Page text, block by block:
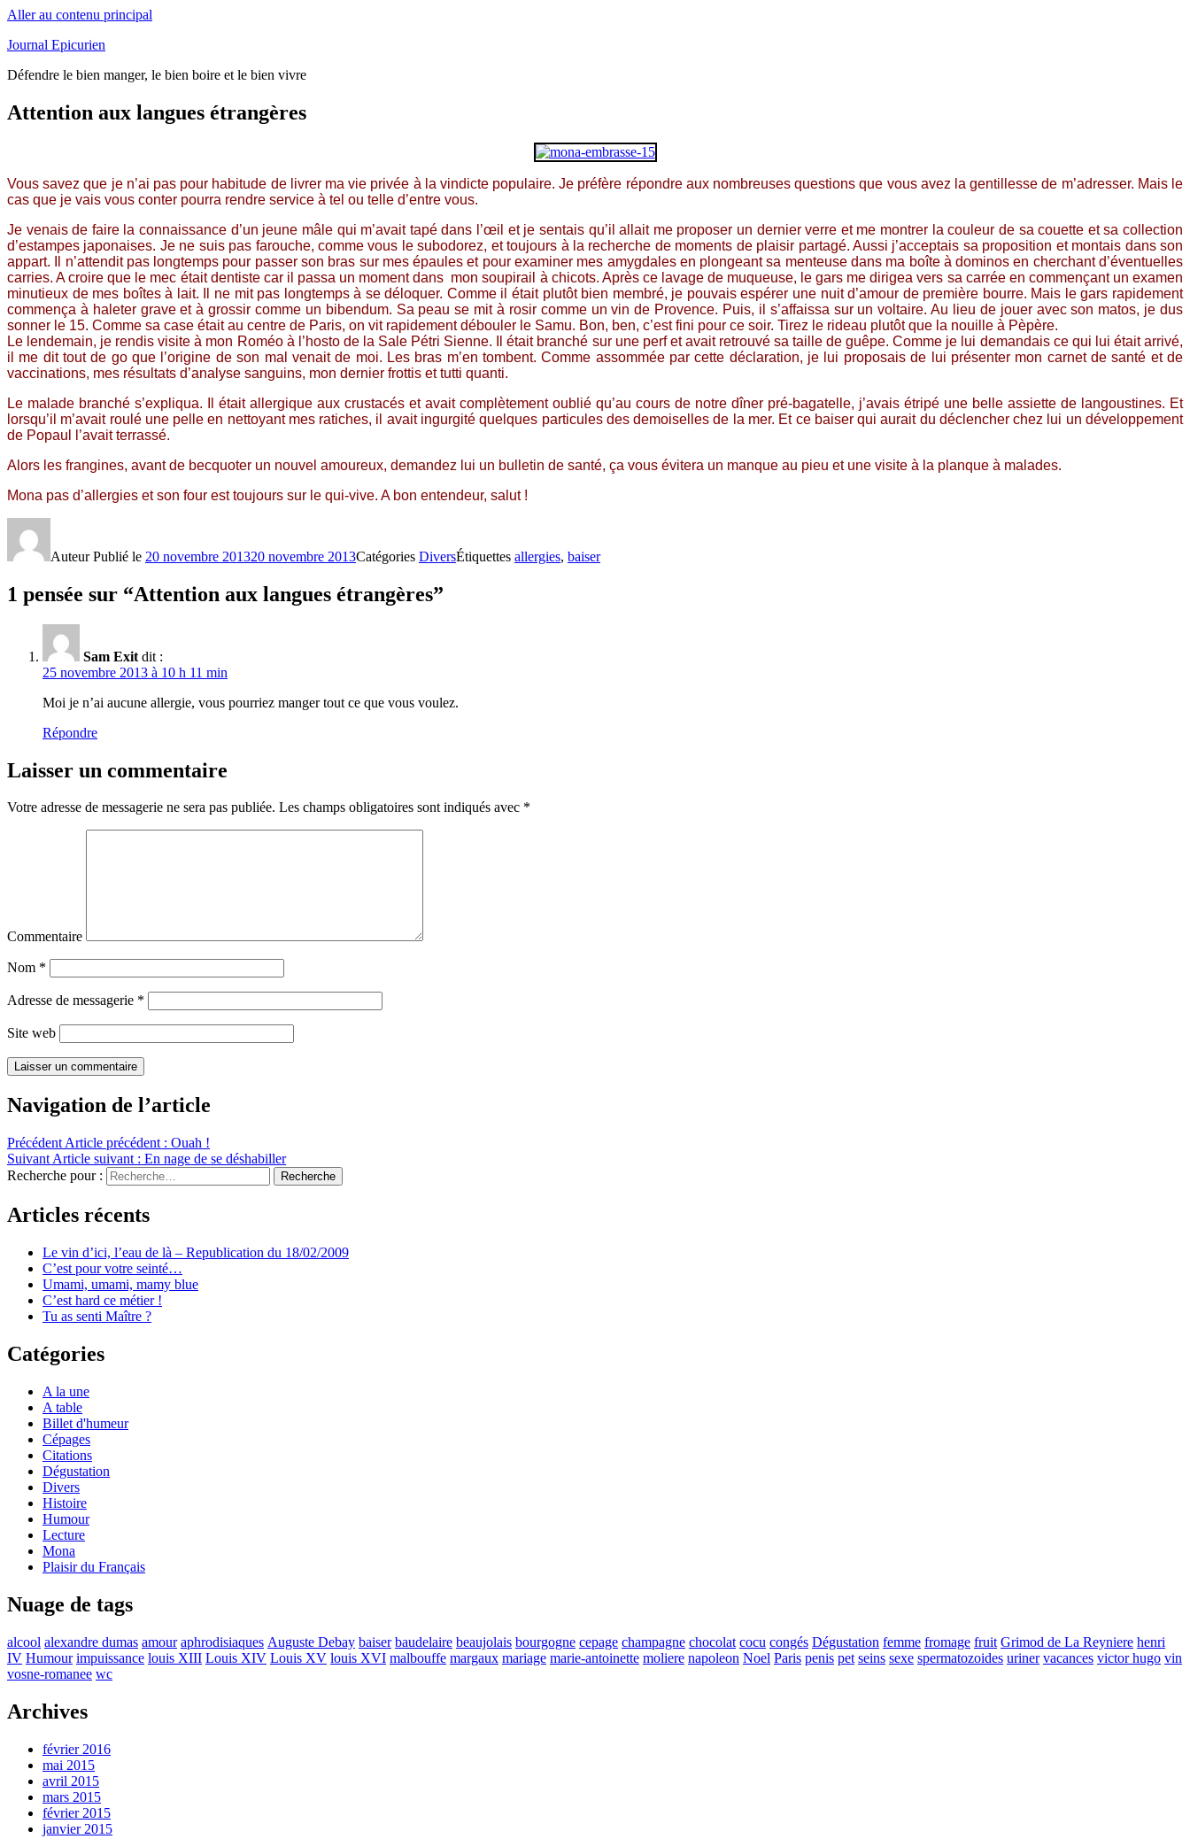
Aller au contenu principal
Journal Epicurien
Défendre le bien manger, le bien boire et le bien vivre
Attention aux langues étrangères
Vous savez que je n’ai pas pour habitude de livrer ma vie privée à la vindicte populaire. Je préfère répondre aux nombreuses questions que vous avez la gentillesse de m’adresser. Mais le
cas que je vais vous conter pourra rendre service à tel ou telle d’entre vous.
Je venais de faire la connaissance d’un jeune mâle qui m’avait tapé dans l’œil et je sentais qu’il allait me proposer un dernier verre et me montrer la couleur de sa couette et sa collection
d’estampes japonaises. Je ne suis pas farouche, comme vous le subodorez, et toujours à la recherche de moments de plaisir partagé. Aussi j’acceptais sa proposition et montais dans son
appart. Il n’attendit pas longtemps pour passer son bras sur mes épaules et pour examiner mes amygdales en plongeant sa menteuse dans ma boîte à dominos en cherchant d’éventuelles
carries. A croire que le mec était dentiste car il passa un moment dans mon soupirail à chicots. Après ce lavage de muqueuse, le gars me dirigea vers sa carrée en commençant un examen
minutieux de mes boîtes à lait. Il ne mit pas longtemps à se déloquer. Comme il était plutôt bien membré, je pouvais espérer une nuit d’amour de première bourre. Mais le gars rapidement
commença à haleter grave et à grossir comme un bibendum. Sa peau se mit à rosir comme un vin de Provence. Puis, il s’affaissa sur un voltaire. Au lieu de jouer avec son matos, je dus
sonner le 15. Comme sa case était au centre de Paris, on vit rapidement débouler le Samu. Bon, ben, c’est fini pour ce soir. Tirez le rideau plutôt que la nouille à Pèpère.
Le lendemain, je rendis visite à mon Roméo à l’hosto de la Sale Pétri Sienne. Il était branché sur une perf et avait retrouvé sa taille de guêpe. Comme je lui demandais ce qui lui était arrivé,
il me dit tout de go que l’origine de son mal venait de moi. Les bras m’en tombent. Comme assommée par cette déclaration, je lui proposais de lui présenter mon carnet de santé et de
vaccinations, mes résultats d’analyse sanguins, mon dernier frottis et tutti quanti.
Le malade branché s’expliqua. Il était allergique aux crustacés et avait complètement oublié qu’au cours de notre dîner pré-bagatelle, j’avais étripé une belle assiette de langoustines. Et
lorsqu’il m’avait roulé une pelle en nettoyant mes ratiches, il avait ingurgité quelques particules des demoiselles de la mer. Et ce baiser qui aurait du déclencher chez lui un développement
de Popaul l’avait terrassé.
Alors les frangines, avant de becquoter un nouvel amoureux, demandez lui un bulletin de santé, ça vous évitera un manque au pieu et une visite à la planque à malades.
Mona pas d’allergies et son four est toujours sur le qui-vive. A bon entendeur, salut !
AuteurPublié le 20 novembre 201320 novembre 2013Catégories DiversÉtiquettes allergies, baiser
1 pensée sur “Attention aux langues étrangères”
Sam Exit dit :
25 novembre 2013 à 10 h 11 min
Moi je n’ai aucune allergie, vous pourriez manger tout ce que vous voulez.
Répondre
Laisser un commentaire
Votre adresse de messagerie ne sera pas publiée. Les champs obligatoires sont indiqués avec *
Commentaire
Nom *
Adresse de messagerie *
Site web
Navigation de l’article
Précédent Article précédent : Ouah !
Suivant Article suivant : En nage de se déshabiller
Recherche pour :
Recherche
Articles récents
Le vin d’ici, l’eau de là – Republication du 18/02/2009
C’est pour votre seinté…
Umami, umami, mamy blue
C’est hard ce métier !
Tu as senti Maître ?
Catégories
A la une
A table
Billet d'humeur
Cépages
Citations
Dégustation
Divers
Histoire
Humour
Lecture
Mona
Plaisir du Français
Nuage de tags
alcool alexandre dumas amour aphrodisiaques Auguste Debay baiser baudelaire beaujolais bourgogne cepage champagne chocolat cocu congés Dégustation femme fromage fruit Grimod de La Reyniere henri
IV Humour impuissance louis XIII Louis XIV Louis XV louis XVI malbouffe margaux mariage marie-antoinette moliere napoleon Noel Paris penis pet seins sexe spermatozoides uriner vacances victor hugo vin
vosne-romanee wc
Archives
février 2016
mai 2015
avril 2015
mars 2015
février 2015
janvier 2015